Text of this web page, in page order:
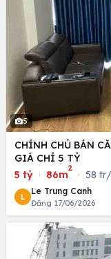
5
CHÍNH CHỦ BÁN CĂN HỘ CARILLON 2 : 86M², 2PN 2WC,
GIÁ CHỈ 5 TỶ
5 tỷ · 86m
2
· 58
L
Le Trung Canh
Đăng 17/06/2026